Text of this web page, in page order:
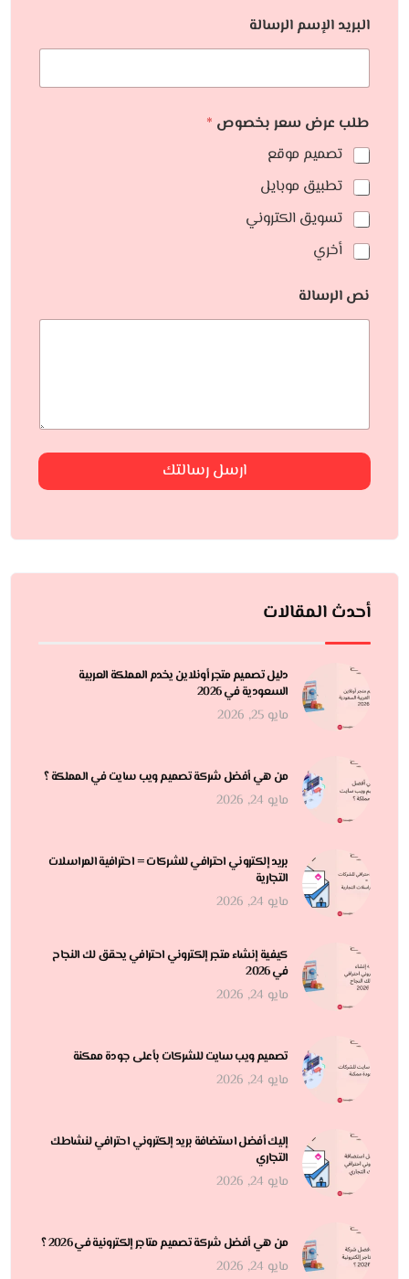
البريد الإسم الرسالة
طلب عرض سعر بخصوص *
تصميم موقع
تطبيق موبايل
تسويق الكتروني
أخري
نص الرسالة
ارسل رسالتك
أحدث المقالات
دليل تصميم متجر أونلاين يخدم المملكة العربية
السعودية في 2026
مايو 25, 2026
من هي أفضل شركة تصميم ويب سايت في المملكة ؟
مايو 24, 2026
بريد إلكتروني احترافي للشركات = احترافية المراسلات
التجارية
مايو 24, 2026
كيفية إنشاء متجر إلكتروني احترافي يحقق لك النجاح
في 2026
مايو 24, 2026
تصميم ويب سايت للشركات بأعلى جودة ممكنة
مايو 24, 2026
إليك أفضل استضافة بريد إلكتروني احترافي لنشاطك
التجاري
مايو 24, 2026
من هي أفضل شركة تصميم متاجر إلكترونية في 2026 ؟
مايو 24, 2026